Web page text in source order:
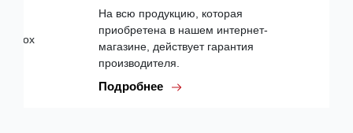
На всю продукцию, которая
приобретена в нашем интернет-
магазине, действует гарантия
производителя.
Подробнее